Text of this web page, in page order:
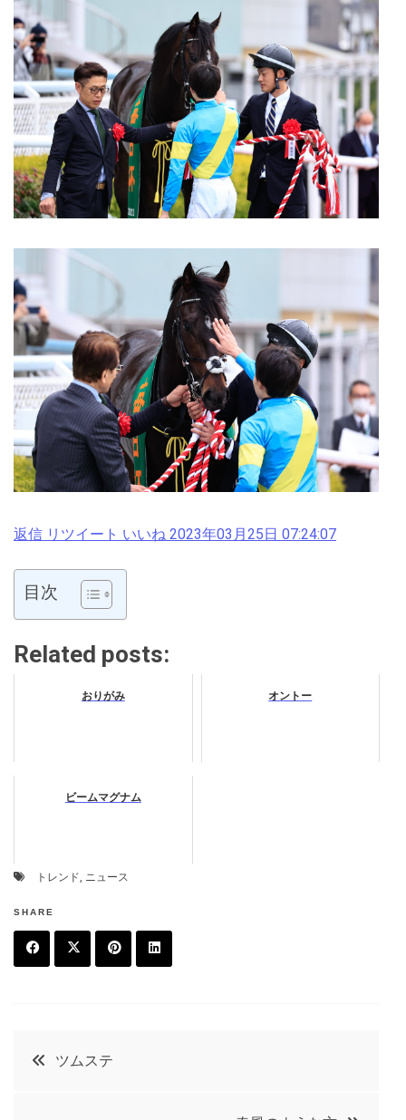
返信 リツイート いいね 2023年03月25日 07:24:07
目次
Related posts:
おりがみ オントー
ビームマグナム
トレンド, ニュース
SHARE
t
投
ツムステ